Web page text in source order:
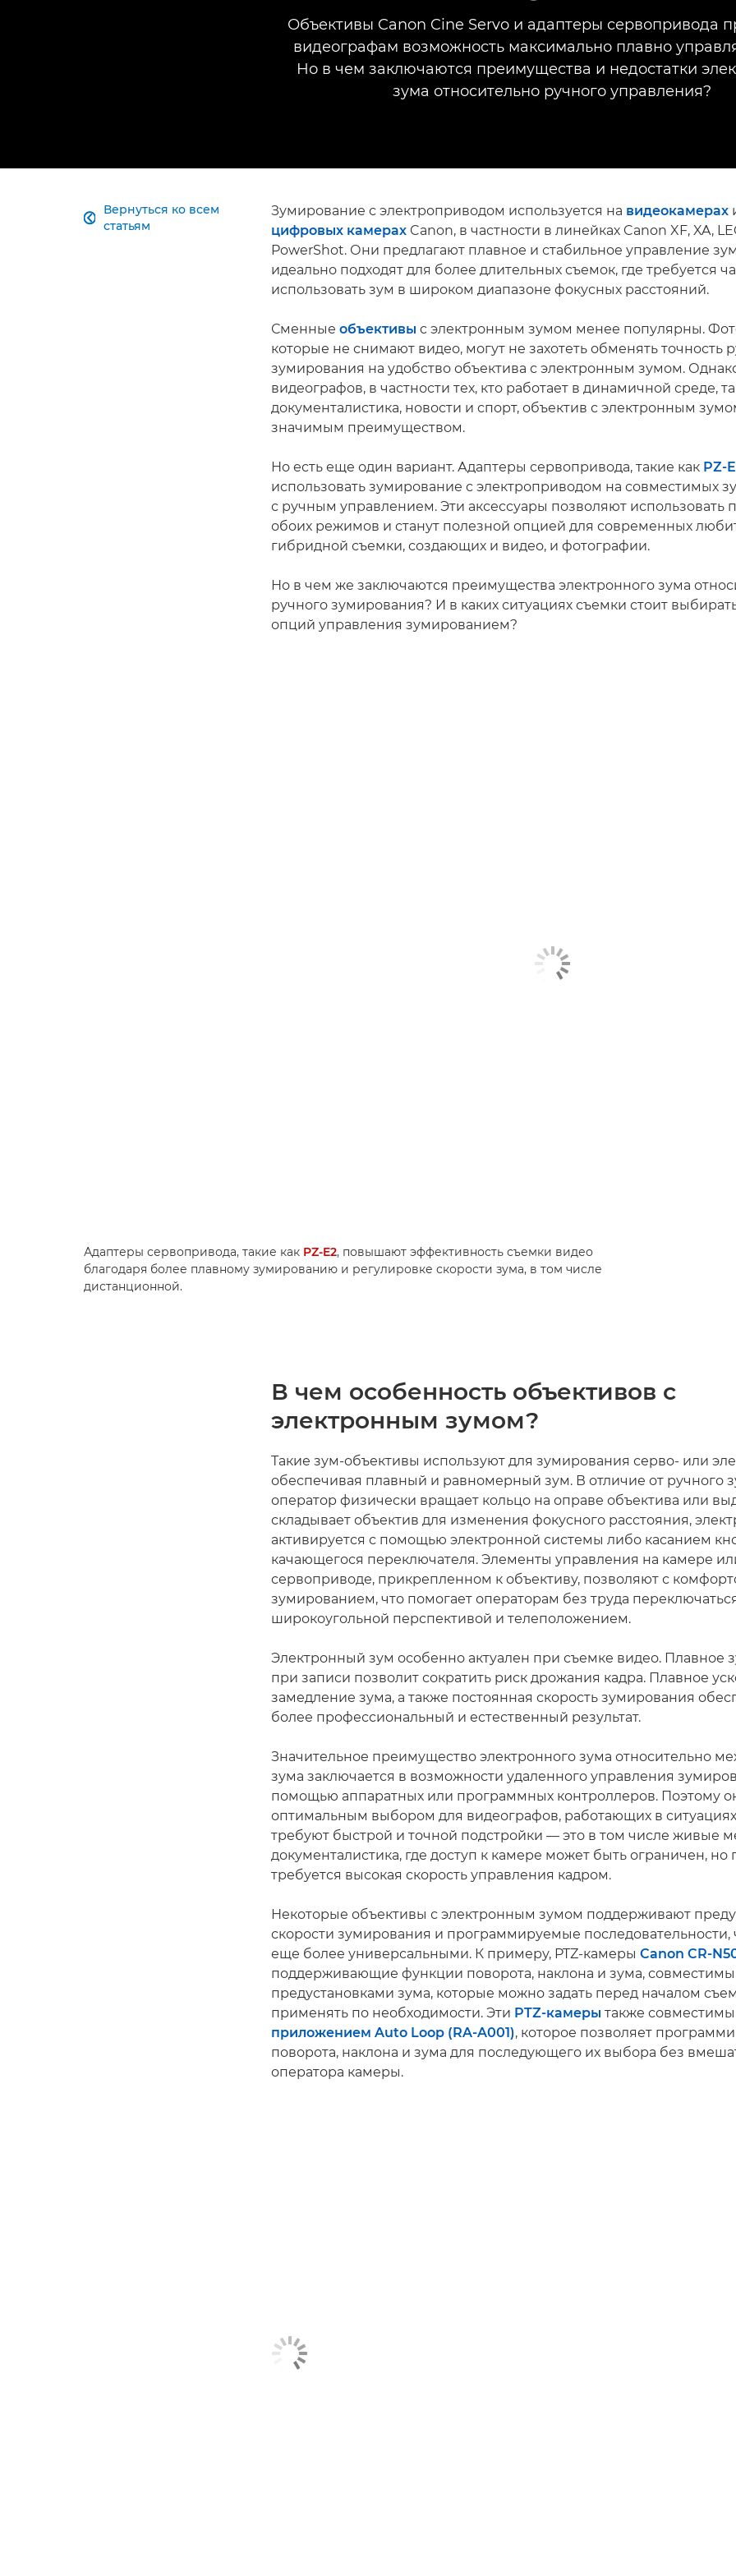
Объективы Canon Cine Servo и адаптеры сервопривода
видеографам возможность максимально плавно
Но в чем заключаются преимущества и недостатки
зума относительно ручного управления?
Вернуться ко всем
статьям
 Зумирование с электроприводом используется на видеокамерах
цифровых камерах Canon, в частности в линейках Canon XF, XA,
PowerShot. Они предлагают плавное и стабильное управление
идеально подходят для более длительных съемок, где требуется
использовать зум в широком диапазоне фокусных расстояний.
Сменные объективы c электронным зумом менее популярны.
которые не снимают видео, могут не захотеть обменять точность
зумирования на удобство объектива с электронным зумом.
видеографов, в частности тех, кто работает в динамичной среде,
документалистика, новости и спорт, объектив с электронным
значимым преимуществом.
Но есть еще один вариант. Адаптеры сервопривода, такие как PZ-
использовать зумирование с электроприводом на совместимых
с ручным управлением. Эти аксессуары позволяют использовать
обоих режимов и станут полезной опцией для современных
гибридной съемки, создающих и видео, и фотографии.
Но в чем же заключаются преимущества электронного зума
ручного зумирования? И в каких ситуациях съемки стоит
опций управления зумированием?
Адаптеры сервопривода, такие как PZ-E2, повышают эффективность съемки видео
благодаря более плавному зумированию и регулировке скорости зума, в том числе
дистанционной.
В чем особенность объективов с
электронным зумом?
Такие зум-объективы используют для зумирования серво- или
обеспечивая плавный и равномерный зум. В отличие от ручного
оператор физически вращает кольцо на оправе объектива или
складывает объектив для изменения фокусного расстояния,
активируется с помощью электронной системы либо касанием
качающегося переключателя. Элементы управления на камере
сервоприводе, прикрепленном к объективу, позволяют с
зумированием, что помогает операторам без труда
широкоугольной перспективой и телеположением.
Электронный зум особенно актуален при съемке видео. Плавное
при записи позволит сократить риск дрожания кадра. Плавное
замедление зума, а также постоянная скорость зумирования
более профессиональный и естественный результат.
Значительное преимущество электронного зума относительно
зума заключается в возможности удаленного управления
помощью аппаратных или программных контроллеров. Поэтому
оптимальным выбором для видеографов, работающих в
требуют быстрой и точной подстройки — это в том числе живые
документалистика, где доступ к камере может быть ограничен, но
требуется высокая скорость управления кадром.
Некоторые объективы с электронным зумом поддерживают
скорости зумирования и программируемые последовательности,
еще более универсальными. К примеру, PTZ-камеры Canon CR-
поддерживающие функции поворота, наклона и зума, совместимы
предустановками зума, которые можно задать перед началом
применять по необходимости. Эти PTZ-камеры также
приложением Auto Loop (RA-A001), которое позволяет
поворота, наклона и зума для последующего их выбора без
оператора камеры.